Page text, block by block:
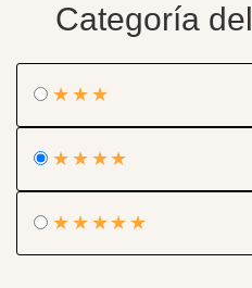
Categoría del
★★★
★★★★
★★★★★